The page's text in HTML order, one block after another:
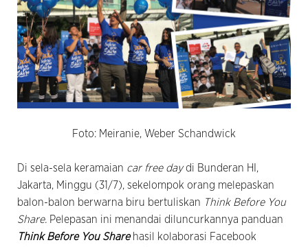
Foto: Meiranie, Weber Schandwick
Di sela-sela keramaian car free daydi Bunderan HI,
Jakarta, Minggu (31/7), sekelompok orang melepaskan
balon-balon berwarna biru bertuliskan Think Before You
Share. Pelepasan ini menandai diluncurkannya panduan
Think Before You Sharehasil kolaborasi Facebook